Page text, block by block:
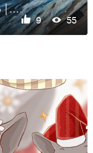
МАСЛЯНАЯ ПАСТЕЛЬ | работы
9 55